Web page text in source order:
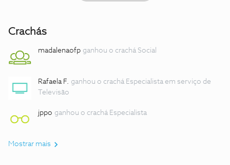
Crachás
madalenaofp ganhou o crachá Social
Rafaela F. ganhou o crachá Especialista em serviço de
Televisão
jppo ganhou o crachá Especialista
Mostrar mais